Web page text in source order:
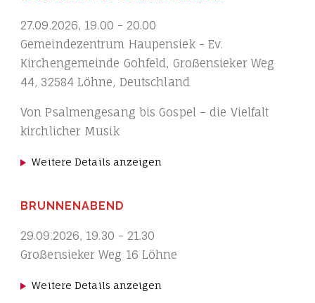
27.09.2026, 19.00 - 20.00
Gemeindezentrum Haupensiek - Ev.
Kirchengemeinde Gohfeld, Großensieker Weg
44, 32584 Löhne, Deutschland
Von Psalmengesang bis Gospel – die Vielfalt
kirchlicher Musik
Weitere Details anzeigen
BRUNNENABEND
29.09.2026, 19.30 - 21.30
Großensieker Weg 16 Löhne
Weitere Details anzeigen